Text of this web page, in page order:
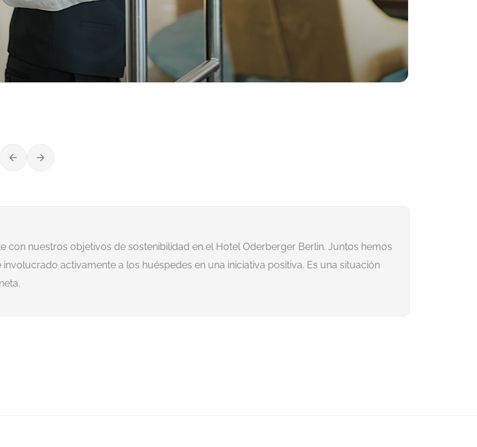
nuestros objetivos de sostenibilidad en el Hotel Oderberger Berlin. Juntos hemos
activamente a los huéspedes en una iniciativa positiva. Es una situación